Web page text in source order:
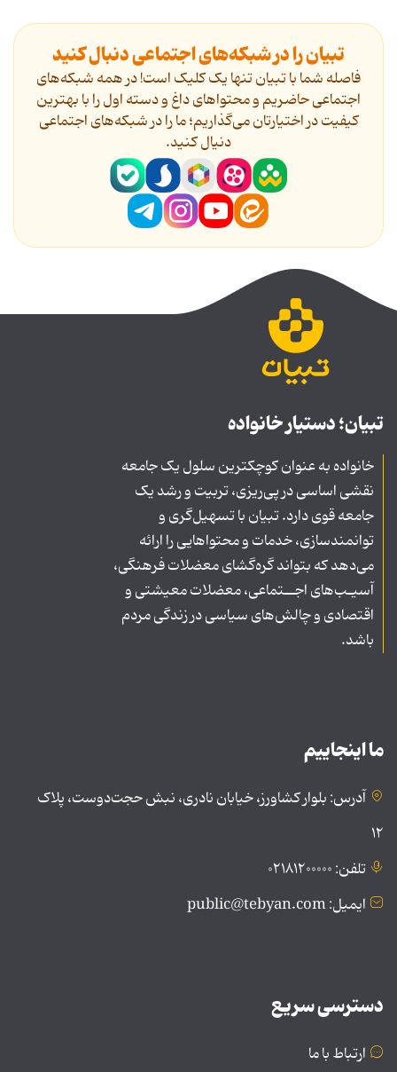
تبیان را در شبکه‌های اجتماعی دنبال کنید
فاصله شما با تبیان تنها یک کلیک است! در همه شبکه‌های
اجتماعی حاضریم و محتواهای داغ و دسته اول را با بهترین
کیفیت در اختیارتان می‌گذاریم؛ ما را در شبکه‌های اجتماعی
دنیال کنید.
تبیان؛ دستیار خانواده
خانواده به عنوان کوچکترین سلول یک جامعه
نقشی اساسی در پی‌ریزی، تربیت و رشد یک
جامعه قوی دارد. تبیان با تسهیل‌گری و
توانمندسازی، خدمات و محتواهایی را ارائه
می‌دهد که بتواند گره‌گشای معضلات فرهنگی،
آسیـب‌های اجــتماعی، معضلات معیشتی و
اقتصادی و چالش‌های سیاسی در زندگی مردم
باشد.
ما اینجاییم
آدرس: بلوار کشاورز، خیابان نادری، نبش حجت‌دوست، پلاک
۱۲
تلفن: ۰۲۱۸۱۲۰۰۰۰۰
ایمیل: public@tebyan.com
دسترسی سریع
ارتباط با ما